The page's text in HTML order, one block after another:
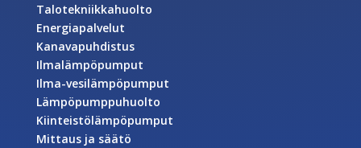
Talotekniikkahuolto
Energiapalvelut
Kanavapuhdistus
Ilmalämpöpumput
Ilma-vesilämpöpumput
Lämpöpumppuhuolto
Kiinteistölämpöpumput
Mittaus ja säätö